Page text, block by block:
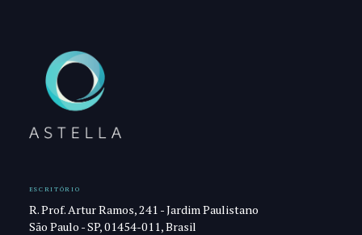
ESCRITÓRIO
R. Prof. Artur Ramos, 241 - Jardim Paulistano
São Paulo - SP, 01454-011, Brasil